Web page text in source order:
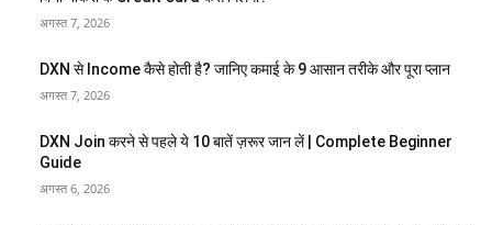
अगस्त 7, 2026
DXN से Income कैसे होती है? जानिए कमाई के 9 आसान तरीके और पूरा प्लान
अगस्त 7, 2026
DXN Join करने से पहले ये 10 बातें ज़रूर जान लें | Complete Beginner
Guide
अगस्त 6, 2026